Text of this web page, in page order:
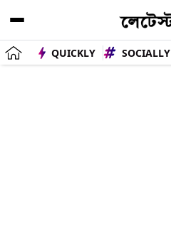
QUICKLY SOCIALLY